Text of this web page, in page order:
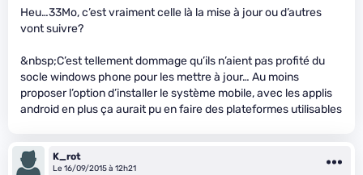
Heu…33Mo, c’est vraiment celle là la mise à jour ou d’autres
vont suivre?
&nbsp;C’est tellement dommage qu’ils n’aient pas profité du
socle windows phone pour les mettre à jour… Au moins
proposer l’option d’installer le système mobile, avec les applis
android en plus ça aurait pu en faire des plateformes utilisables
K_rot
Le 16/09/2015 à 12h21